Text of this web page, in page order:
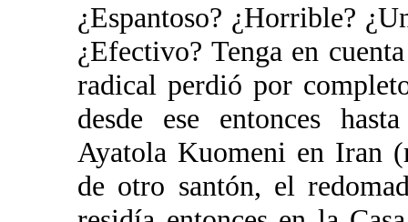
¿Espantoso? ¿Horrible?
¿Efectivo? Tenga en
radical perdió por
desde ese entonces
Ayatola Kuomeni en Iran
de otro santón, el